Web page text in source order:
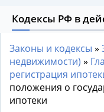
Кодексы РФ в
Законы и кодексы »
недвижимости) »
регистрация
положения о
ипотеки